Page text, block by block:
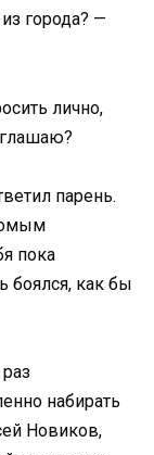
города? —
лично,
парень.
пока
боялся, как бы
набирать
Новиков,